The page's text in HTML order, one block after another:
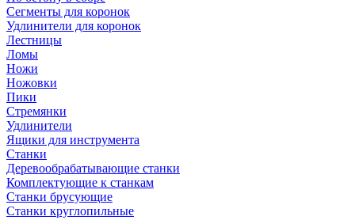
Сегменты для коронок
Удлинители для коронок
Лестницы
Ломы
Ножи
Ножовки
Пики
Стремянки
Удлинители
Ящики для инструмента
Станки
Деревообрабатывающие станки
Комплектующие к станкам
Станки брусующие
Станки круглопильные